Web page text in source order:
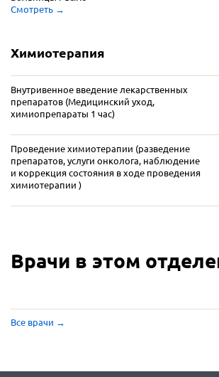
Химиотерапия
Внутривенное введение лекарственных
препаратов (Медицинский уход,
химиопрепараты 1 час)
Проведение химиотерапии (разведение
препаратов, услуги онколога, наблюдение
и коррекция состояния в ходе проведения
химиотерапии )
Смотреть →
Врачи в этом
Все врачи →